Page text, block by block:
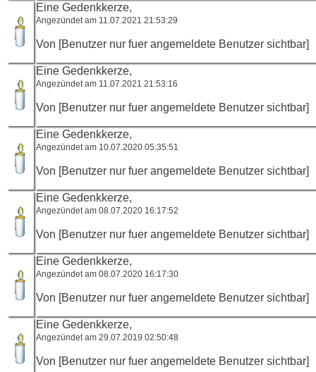
Eine Gedenkkerze,
Angezündet am 11.07.2021 21:53:29
Von [Benutzer nur fuer angemeldete Benutzer sichtbar]
Eine Gedenkkerze,
Angezündet am 11.07.2021 21:53:16
Von [Benutzer nur fuer angemeldete Benutzer sichtbar]
Eine Gedenkkerze,
Angezündet am 10.07.2020 05:35:51
Von [Benutzer nur fuer angemeldete Benutzer sichtbar]
Eine Gedenkkerze,
Angezündet am 08.07.2020 16:17:52
Von [Benutzer nur fuer angemeldete Benutzer sichtbar]
Eine Gedenkkerze,
Angezündet am 08.07.2020 16:17:30
Von [Benutzer nur fuer angemeldete Benutzer sichtbar]
Eine Gedenkkerze,
Angezündet am 29.07.2019 02:50:48
Von [Benutzer nur fuer angemeldete Benutzer sichtbar]